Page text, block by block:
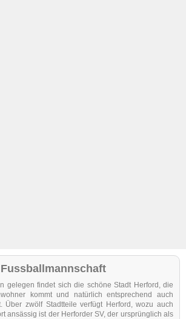
gelegen findet sich die schöne Stadt Herford, die
kommt und natürlich entsprechend auch
Über zwölf Stadtteile verfügt Herford, wozu auch
ansässig ist der Herforder SV, der ursprünglich als